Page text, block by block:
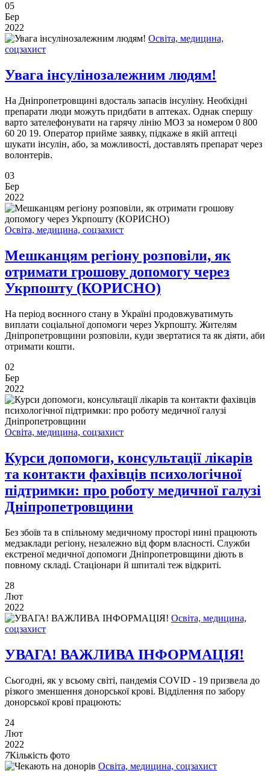
05
Бер
2022
Освіта, медицина,
соцзахист
Увага інсулінозалежним людям!
На Дніпропетровщині вдосталь запасів інсуліну. Необхідні
препарати люди можуть придбати в аптеках. Однак спершу
варто зателефонувати на гарячу лінію МОЗ за номером 0 800
60 20 19. Оператор прийме заявку, підкаже в якій аптеці
шукати інсулін, або, за можливості, доставлять препарат через
волонтерів.
03
Бер
2022
Освіта, медицина, соцзахист
Мешканцям регіону розповіли, як
отримати грошову допомогу через
Укрпошту (КОРИСНО)
На період воєнного стану в Україні продовжуватимуть
виплати соціальної допомоги через Укрпошту. Жителям
Дніпропетровщини розповіли, куди звертатися та як діяти, аби
отримати кошти.
02
Бер
2022
Освіта, медицина, соцзахист
Курси допомоги, консультації лікарів
та контакти фахівців психологічної
підтримки: про роботу медичної галузі
Дніпропетровщини
Без збоїв та в спільному медичному просторі нині працюють
медзаклади регіону, незалежно від форм власності. Служби
екстреної медичної допомоги Дніпропетровщини діють в
повному складі. Стаціонари й шпиталі теж відкриті.
28
Лют
2022
Освіта, медицина,
соцзахист
УВАГА! ВАЖЛИВА ІНФОРМАЦІЯ!
Сьогодні, як у всьому світі, пандемія COVID - 19 призвела до
різкого зменшення донорської крові. Відділення по забору
донорської крові працюють:
24
Лют
2022
7Кількість фото
Освіта, медицина, соцзахист